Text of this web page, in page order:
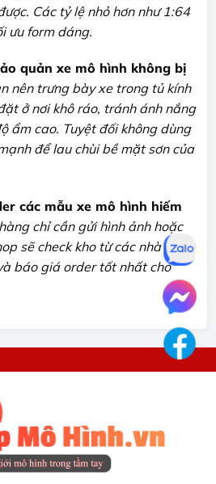
Các tỷ lệ nhỏ hơn như 1:64
ưu form dáng.
quản xe mô hình không bị
nên trưng bày xe trong tủ kính
ở nơi khô ráo, tránh ánh nắng
ẩm cao. Tuyệt đối không dùng
để lau chùi bề mặt sơn của
các mẫu xe mô hình hiếm
chỉ cần gửi hình ảnh hoặc
sẽ check kho từ các nhà phân
báo giá order tốt nhất cho